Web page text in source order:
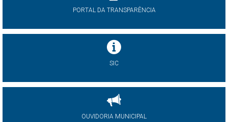
PORTAL DA TRANSPARÊNCIA
SIC
OUVIDORIA MUNICIPAL